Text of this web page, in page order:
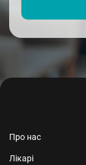
Про нас
Лікарі